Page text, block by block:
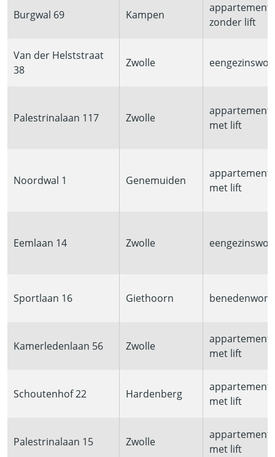
Burgwal 69 Kampen
appartement
zonder lift
Van der Helststraat
38
Zwolle
Palestrinalaan 117 Zwolle
appartement
met lift
Noordwal 1 Genemuiden
appartement
met lift
Eemlaan 14 Zwolle
Sportlaan 16 Giethoorn
Kamerledenlaan 56 Zwolle
appartement
met lift
Schoutenhof 22 Hardenberg
appartement
met lift
Palestrinalaan 15 Zwolle
appartement
met lift